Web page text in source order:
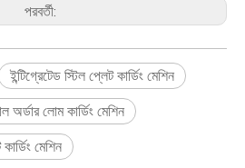
পরবর্তী:
ইন্টিগ্রেটেড স্টিল প্লেট কার্ডিং মেশিন
অর্ডার লোম কার্ডিং মেশিন
মেশিন